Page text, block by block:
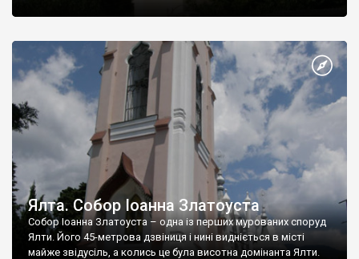
Ялта. Собор Іоанна Златоуста
Собор Іоанна Златоуста – одна із перших мурованих споруд
Ялти. Його 45-метрова дзвіниця і нині видніється в місті
майже звідусіль, а колись це була висотна домінанта Ялти.